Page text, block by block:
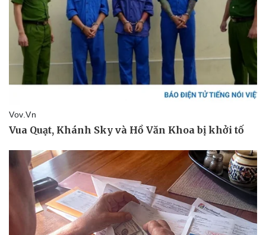
Nam khoa
Làm đẹp - giảm cân
Phòng mạch online
Ăn sạch sống khỏe